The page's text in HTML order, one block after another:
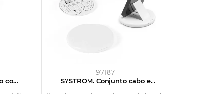
com
97187
SYSTROM. Conjunto cabo e